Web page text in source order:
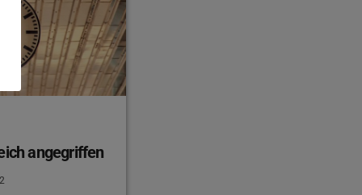
angegriffen
2